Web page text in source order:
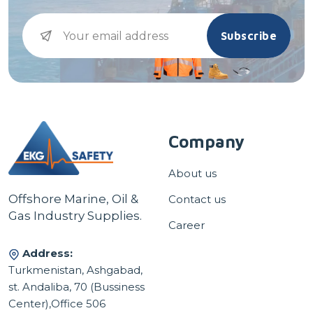
Subscribe
Offshore Marine, Oil &
Gas Industry Supplies.
Address:
Turkmenistan, Ashgabad,
st. Andaliba, 70 (Bussiness
Center),Office 506
Company
About us
Contact us
Career